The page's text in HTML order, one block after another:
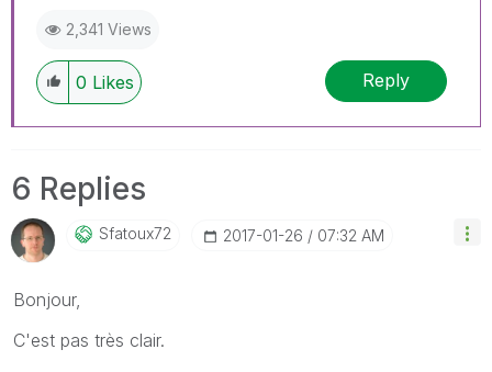
2,341 Views
0 Likes Reply
6 Replies
Sfatoux72 ‎2017-01-26 07:32 AM
Bonjour,
C'est pas très clair.